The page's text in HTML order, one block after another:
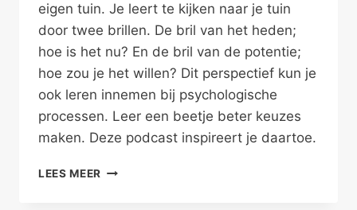
eigen tuin. Je leert te kijken naar je tuin
door twee brillen. De bril van het heden;
hoe is het nu? En de bril van de potentie;
hoe zou je het willen? Dit perspectief kun je
ook leren innemen bij psychologische
processen. Leer een beetje beter keuzes
maken. Deze podcast inspireert je daartoe.
LEES MEER LEER